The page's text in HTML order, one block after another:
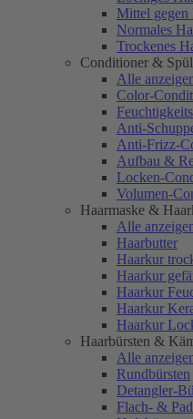
Mittel gegen
Normales
Trockenes
Conditioner &
Alle
Color-
Anti-
Anti-Frizz-
Aufbau &
Locken-
Volumen-
Haarmaske &
Alle
Haarbutter
Haarkur
Haarkur
Haarkur
Haarkur
Haarkur
Haarbürsten &
Alle
Rundbürsten
Detangler-
Flach- &